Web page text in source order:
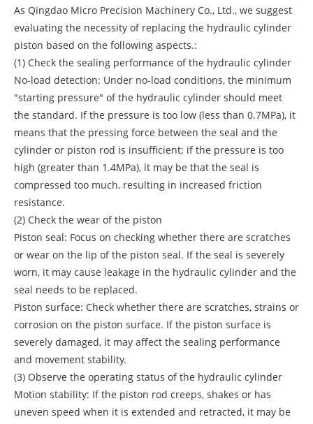
As Qingdao Micro Precision Machinery Co., Ltd., we suggest
evaluating the necessity of replacing the hydraulic cylinder
piston based on the following aspects.:
(1) Check the sealing performance of the hydraulic cylinder
No-load detection: Under no-load conditions, the minimum
"starting pressure" of the hydraulic cylinder should meet
the standard. If the pressure is too low (less than 0.7MPa), it
means that the pressing force between the seal and the
cylinder or piston rod is insufficient; if the pressure is too
high (greater than 1.4MPa), it may be that the seal is
compressed too much, resulting in increased friction
resistance.
(2) Check the wear of the piston
Piston seal: Focus on checking whether there are scratches
or wear on the lip of the piston seal. If the seal is severely
worn, it may cause leakage in the hydraulic cylinder and the
seal needs to be replaced.
Piston surface: Check whether there are scratches, strains or
corrosion on the piston surface. If the piston surface is
severely damaged, it may affect the sealing performance
and movement stability.
(3) Observe the operating status of the hydraulic cylinder
Motion stability: If the piston rod creeps, shakes or has
uneven speed when it is extended and retracted, it may be